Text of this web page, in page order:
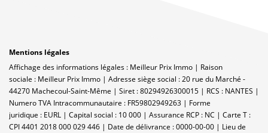
Mentions légales
Affichage des informations légales : Meilleur Prix Immo | Raison
sociale : Meilleur Prix Immo | Adresse siège social : 20 rue du Marché -
44270 Machecoul-Saint-Même | Siret : 80294926300015 | RCS : NANTES |
Numero TVA Intracommunautaire : FR59802949263 | Forme
juridique : EURL | Capital social : 10 000 | Assurance RCP : NC | Carte T :
CPI 4401 2018 000 029 446 | Date de délivrance : 0000-00-00 | Lieu de